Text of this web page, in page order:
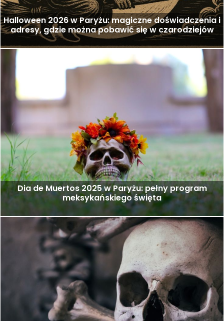
Halloween 2026 w Paryżu: magiczne doświadczenia i
adresy, gdzie można pobawić się w czarodziejów
Dia de Muertos 2025 w Paryżu: pełny program
meksykańskiego święta